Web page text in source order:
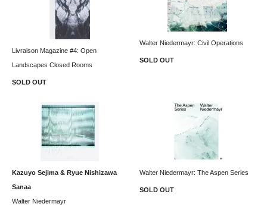
Livraison Magazine #4: Open
Landscapes Closed Rooms
SOLD OUT
Walter Niedermayr: Civil Operations
SOLD OUT
Kazuyo Sejima & Ryue Nishizawa
Sanaa
Walter Niedermayr
Walter Niedermayr: The Aspen Series
SOLD OUT